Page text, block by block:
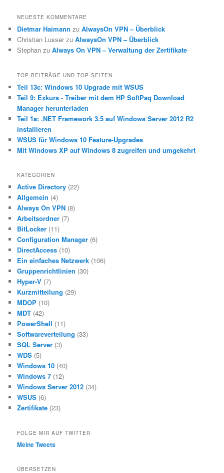
NEUESTE KOMMENTARE
Dietmar Haimann zuAlwaysOn VPN – Überblick
Christian Lusser zuAlwaysOn VPN – Überblick
Stephan zuAlways On VPN – Verwaltung der Zertifikate
TOP-BEITRÄGE UND TOP-SEITEN
Teil 13c: Windows 10 Upgrade mit WSUS
Teil 9: Exkurs - Treiber mit dem HP SoftPaq Download
Manager herunterladen
Teil 1a: .NET Framework 3.5 auf Windows Server 2012 R2
installieren
WSUS für Windows 10 Feature-Upgrades
Mit Windows XP auf Windows 8 zugreifen und umgekehrt
KATEGORIEN
Active Directory (22)
Allgemein (4)
Always On VPN (8)
Arbeitsordner (7)
BitLocker (11)
Configuration Manager (6)
DirectAccess (10)
Ein einfaches Netzwerk (106)
Gruppenrichtlinien (30)
Hyper-V (7)
Kurzmitteilung (29)
MDOP (10)
MDT (42)
PowerShell (11)
Softwareverteilung (33)
SQL Server (3)
WDS (5)
Windows 10 (40)
Windows 7 (12)
Windows Server 2012 (34)
WSUS (6)
Zertifikate (23)
FOLGE MIR AUF TWITTER
Meine Tweets
ÜBERSETZEN